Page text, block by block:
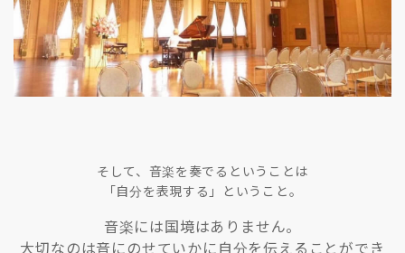
そして、音楽を奏でるということは
「自分を表現する」ということ。
音楽には国境はありません。
大切なのは音にのせていかに自分を伝えることができ